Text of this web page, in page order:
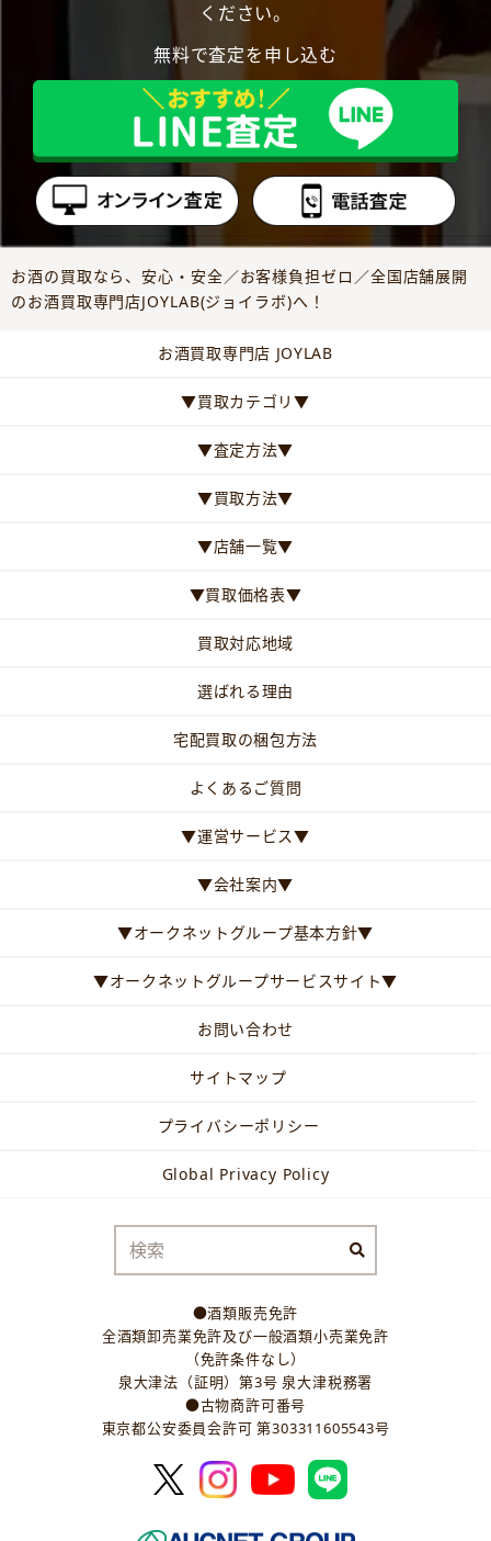
ください。
無料で査定を申し込む
お酒の買取なら、安心・安全／お客様負担ゼロ／全国店舗展開
のお酒買取専門店JOYLAB(ジョイラボ)へ！
お酒買取専門店 JOYLAB
▼買取カテゴリ▼
▼査定方法▼
▼買取方法▼
▼店舗一覧▼
▼買取価格表▼
買取対応地域
選ばれる理由
宅配買取の梱包方法
よくあるご質問
▼運営サービス▼
▼会社案内▼
▼オークネットグループ基本方針▼
▼オークネットグループサービスサイト▼
お問い合わせ
サイトマップ
プライバシーポリシー
Global Privacy Policy
●酒類販売免許
全酒類卸売業免許及び一般酒類小売業免許
（免許条件なし）
泉大津法（証明）第3号 泉大津税務署
●古物商許可番号
東京都公安委員会許可 第303311605543号